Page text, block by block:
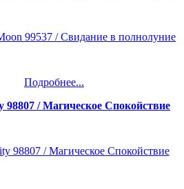
Подробнее...
98807 / Магическое Спокойствие